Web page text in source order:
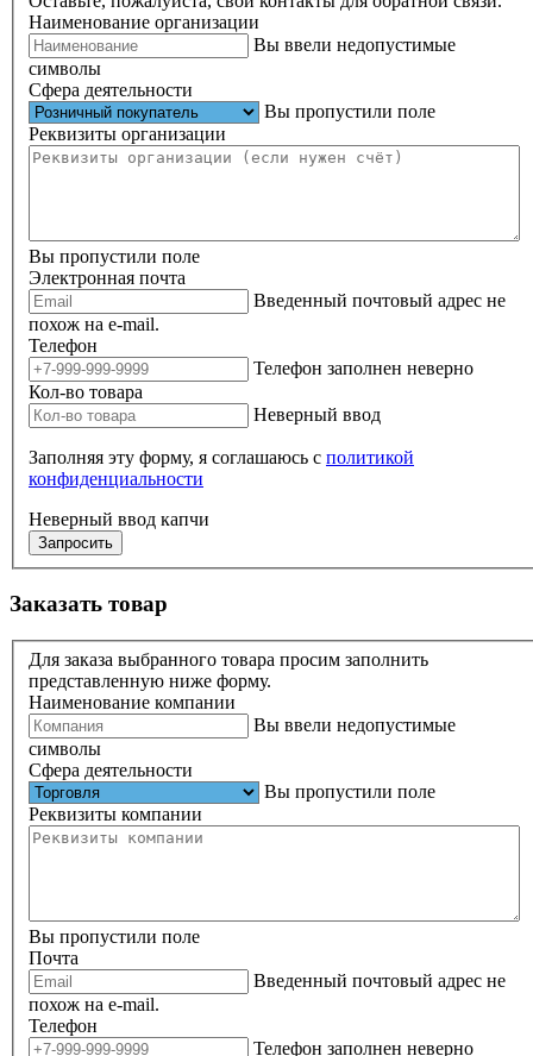
Наименование организации
Вы ввели недопустимые
символы
Сфера деятельности
Вы пропустили поле
Реквизиты организации
Вы пропустили поле
Электронная почта
Введенный почтовый адрес не
похож на e-mail.
Телефон
Телефон заполнен неверно
Кол-во товара
Неверный ввод
Заполняя эту форму, я соглашаюсь с политикой
конфиденциальности
Неверный ввод капчи
Запросить
Заказать товар
Для заказа выбранного товара просим заполнить
представленную ниже форму.
Наименование компании
Вы ввели недопустимые
символы
Сфера деятельности
Вы пропустили поле
Реквизиты компании
Вы пропустили поле
Почта
Введенный почтовый адрес не
похож на e-mail.
Телефон
Телефон заполнен неверно